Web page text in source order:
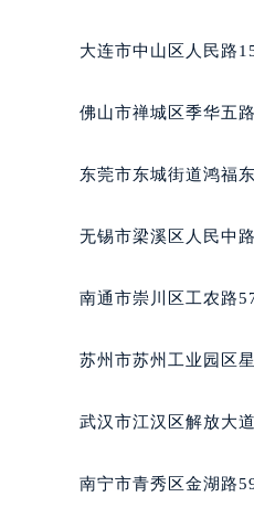
辽宁
北京
河北
内蒙
内蒙
内蒙
内蒙
内蒙
大连市中山区人民路
佛山市禅城区季华五
东莞市东城街道鸿福
无锡市梁溪区人民中
南通市崇川区工农路
苏州市苏州工业园区
武汉市江汉区解放大
南宁市青秀区金湖路